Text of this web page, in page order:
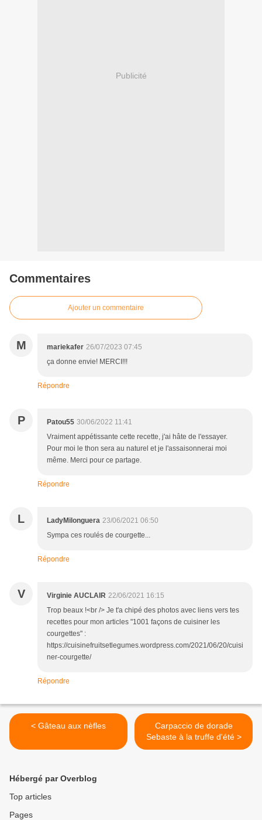
Publicité
Commentaires
Ajouter un commentaire
M mariekafer 26/07/2023 07:45
ça donne envie! MERCI!!!
Répondre
P Patou55 30/06/2022 11:41
Vraiment appétissante cette recette, j'ai hâte de l'essayer.
Pour moi le thon sera au naturel et je l'assaisonnerai moi
même. Merci pour ce partage.
Répondre
L LadyMilonguera 23/06/2021 06:50
Sympa ces roulés de courgette...
Répondre
V Virginie AUCLAIR 22/06/2021 16:15
Trop beaux !<br /> Je t'a chipé des photos avec liens vers tes
recettes pour mon articles "1001 façons de cuisiner les
courgettes" :
https://cuisinefruitsetlegumes.wordpress.com/2021/06/20/cuisi
ner-courgette/
Répondre
< Gâteau aux nèfles
Carpaccio de dorade
Sebaste à la truffe d'été >
Hébergé par Overblog
Top articles
Pages